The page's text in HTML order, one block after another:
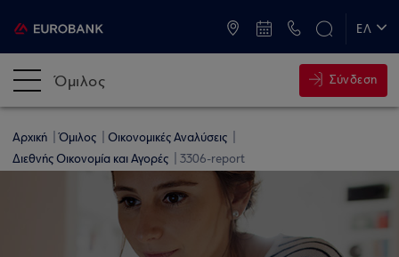
ΕΛ
Όμιλος Σύνδεση
Αρχική Όμιλος
Οικονομικές Αναλύσεις
Διεθνής Οικονομία και Αγορές
3306-report